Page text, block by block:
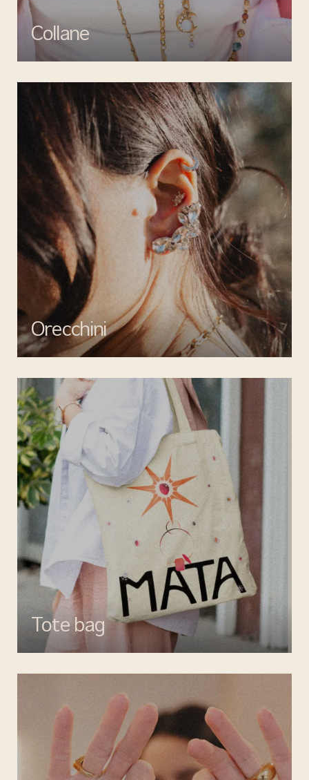
Collane
Esalta il tuo look con le collane di Mata gioielli, un perfetto mix di
Orecchini
Valorizza ogni outfit con gli orecchini di Mata gioielli: creazioni
Tote bag
Esalta il tuo look con gli accessori MATA, dettagli di stile per ogni